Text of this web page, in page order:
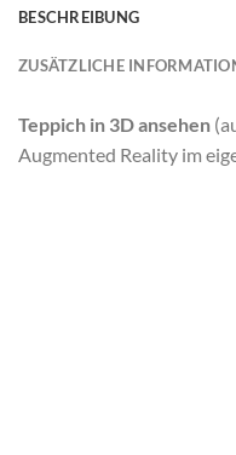
BESCHREIBUNG
ZUSÄTZLICHE
Teppich in 3D ansehen
Augmented Reality im